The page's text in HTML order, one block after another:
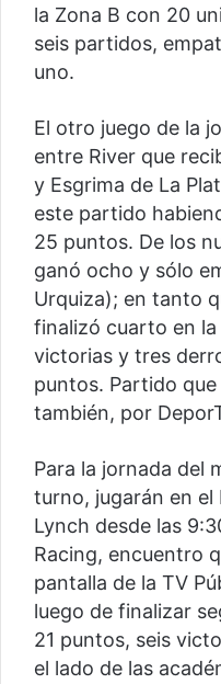
la Zona B con 20
seis partidos,
uno.
El otro juego de la
entre River que
y Esgrima de La
este partido
25 puntos. De los
ganó ocho y sólo
Urquiza); en tanto
finalizó cuarto en
victorias y tres
puntos. Partido
también, por
Para la jornada del
turno, jugarán en el
Lynch desde las
Racing, encuentro
pantalla de la TV
luego de finalizar
21 puntos, seis
el lado de las